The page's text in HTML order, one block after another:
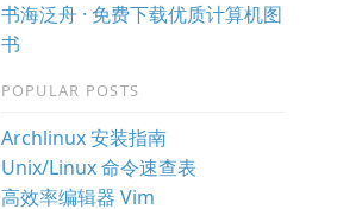
书海泛舟 · 免费下载优质计算机图
书
POPULAR POSTS
Archlinux 安装指南
Unix/Linux 命令速查表
高效率编辑器 Vim